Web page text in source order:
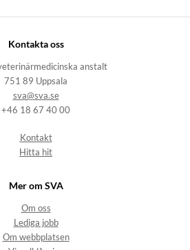
Kontakta oss
anstalt
751 89 Uppsala
sva@sva.se
+46 18 67 40 00
Kontakt
Hitta hit
Mer om SVA
Om oss
Lediga jobb
Om webbplatsen